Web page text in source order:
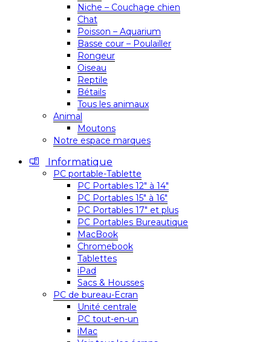
Niche – Couchage chien
Chat
Poisson – Aquarium
Basse cour – Poulailler
Rongeur
Oiseau
Reptile
Bétails
Tous les animaux
Animal
Moutons
Notre espace marques
Informatique
PC portable-Tablette
PC Portables 12″ à 14″
PC Portables 15″ à 16″
PC Portables 17″ et plus
PC Portables Bureautique
MacBook
Chromebook
Tablettes
iPad
Sacs & Housses
PC de bureau-Ecran
Unité centrale
PC tout-en-un
iMac